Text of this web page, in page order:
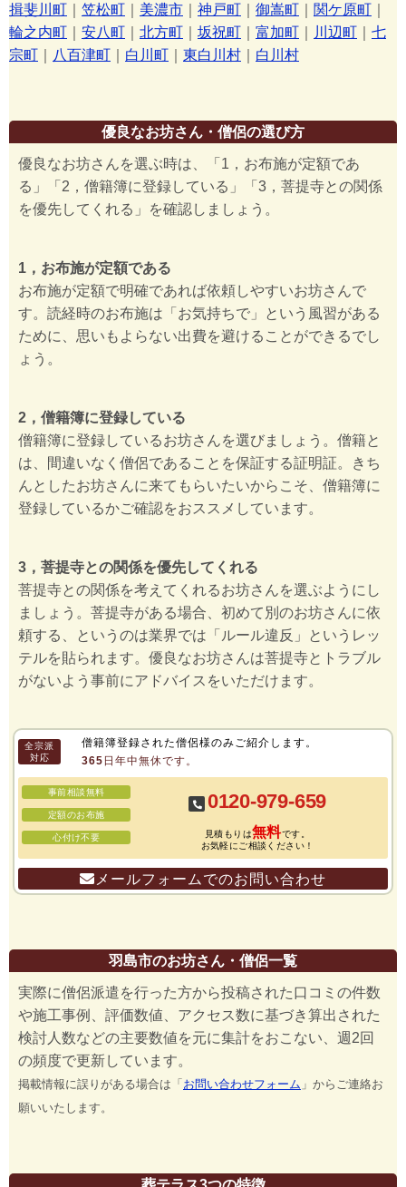
揖斐川町
笠松町 美濃市 神戸町 御嵩町 関ケ原町
輪之内町
安八町 北方町 坂祝町 富加町 川辺町
七
宗町
八百津町 白川町 東白川村 白川村
優良なお坊さん・僧侶の選び方
優良なお坊さんを選ぶ時は、「1，お布施が定額であ
る」「2，僧籍簿に登録している」「3，菩提寺との関係
を優先してくれる」を確認しましょう。
1，お布施が定額である
お布施が定額で明確であれば依頼しやすいお坊さんで
す。読経時のお布施は「お気持ちで」という風習がある
ために、思いもよらない出費を避けることができるでし
ょう。
2，僧籍簿に登録している
僧籍簿に登録しているお坊さんを選びましょう。僧籍と
は、間違いなく僧侶であることを保証する証明証。きち
んとしたお坊さんに来てもらいたいからこそ、僧籍簿に
登録しているかご確認をおススメしています。
3，菩提寺との関係を優先してくれる
菩提寺との関係を考えてくれるお坊さんを選ぶようにし
ましょう。菩提寺がある場合、初めて別のお坊さんに依
頼する、というのは業界では「ルール違反」というレッ
テルを貼られます。優良なお坊さんは菩提寺とトラブル
がないよう事前にアドバイスをいただけます。
全宗派
対応
僧籍簿登録された僧侶様のみご紹介します。
365日年中無休です。
事前相談無料
定額のお布施
心付け不要
0120-979-659
見積もりは無料です。
お気軽にご相談ください！
メールフォームでのお問い合わせ
羽島市のお坊さん・僧侶一覧
実際に僧侶派遣を行った方から投稿された口コミの件数
や施工事例、評価数値、アクセス数に基づき算出された
検討人数などの主要数値を元に集計をおこない、週2回
の頻度で更新しています。
掲載情報に誤りがある場合は「お問い合わせフォーム 」からご連絡お
願いいたします。